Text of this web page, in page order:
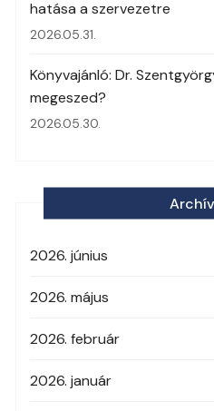
hatása a szervezetre
2026.05.31.
Könyvajánló: Dr.
megeszed?
2026.05.30.
2026. június
2026. május
2026. február
2026. január